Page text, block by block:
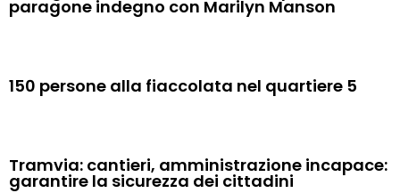
paragone indegno con Marilyn Manson
150 persone alla fiaccolata nel quartiere 5
Tramvia: cantieri, amministrazione incapace:
garantire la sicurezza dei cittadini